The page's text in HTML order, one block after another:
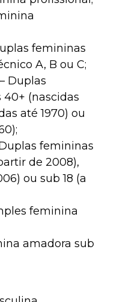
femininas
A, B ou C;
Duplas
(nascidas
até 1970) ou
Duplas femininas
de 2008),
ou sub 18 (a
feminina
amadora sub